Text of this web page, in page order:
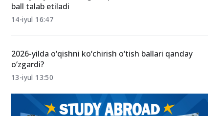
ball talab etiladi
14-iyul 16:47
13-iyul 13:50